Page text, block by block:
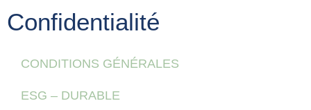
Confidentialité
CONDITIONS GÉNÉRALES
ESG – DURABLE